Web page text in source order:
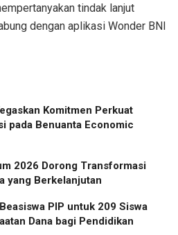
tindak lanjut
dengan aplikasi Wonder BNI
Komitmen Perkuat
pada Benuanta Economic
2026 Dorong Transformasi
yang Berkelanjutan
PIP untuk 209 Siswa
Dana bagi Pendidikan